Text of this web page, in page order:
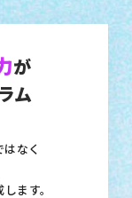
が
ム
なく
ます。